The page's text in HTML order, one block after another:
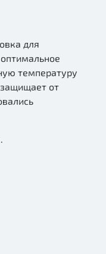
для
температуру
от